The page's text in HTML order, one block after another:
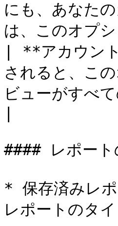
にも、あなた
は、このオプ
| **アカウン
されると、こ
ビューがすべ
#### レポート
* 保存済みレ
レポートのタ